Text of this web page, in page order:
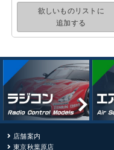
欲しいものリストに
追加する
店舗案内
東京秋葉原店